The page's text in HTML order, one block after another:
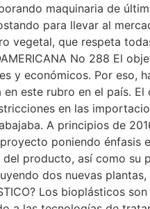
maquinaria de
para llevar al
vegetal, que respeta
No 288 El
y económicos. Por eso,
este rubro en el país.
en las
A principios de
poniendo énfasis
producto, así como su
dos nuevas
Los bioplásticos